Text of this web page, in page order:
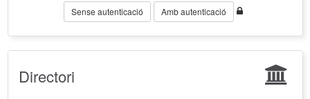
Sense autenticació Amb autenticació
Directori